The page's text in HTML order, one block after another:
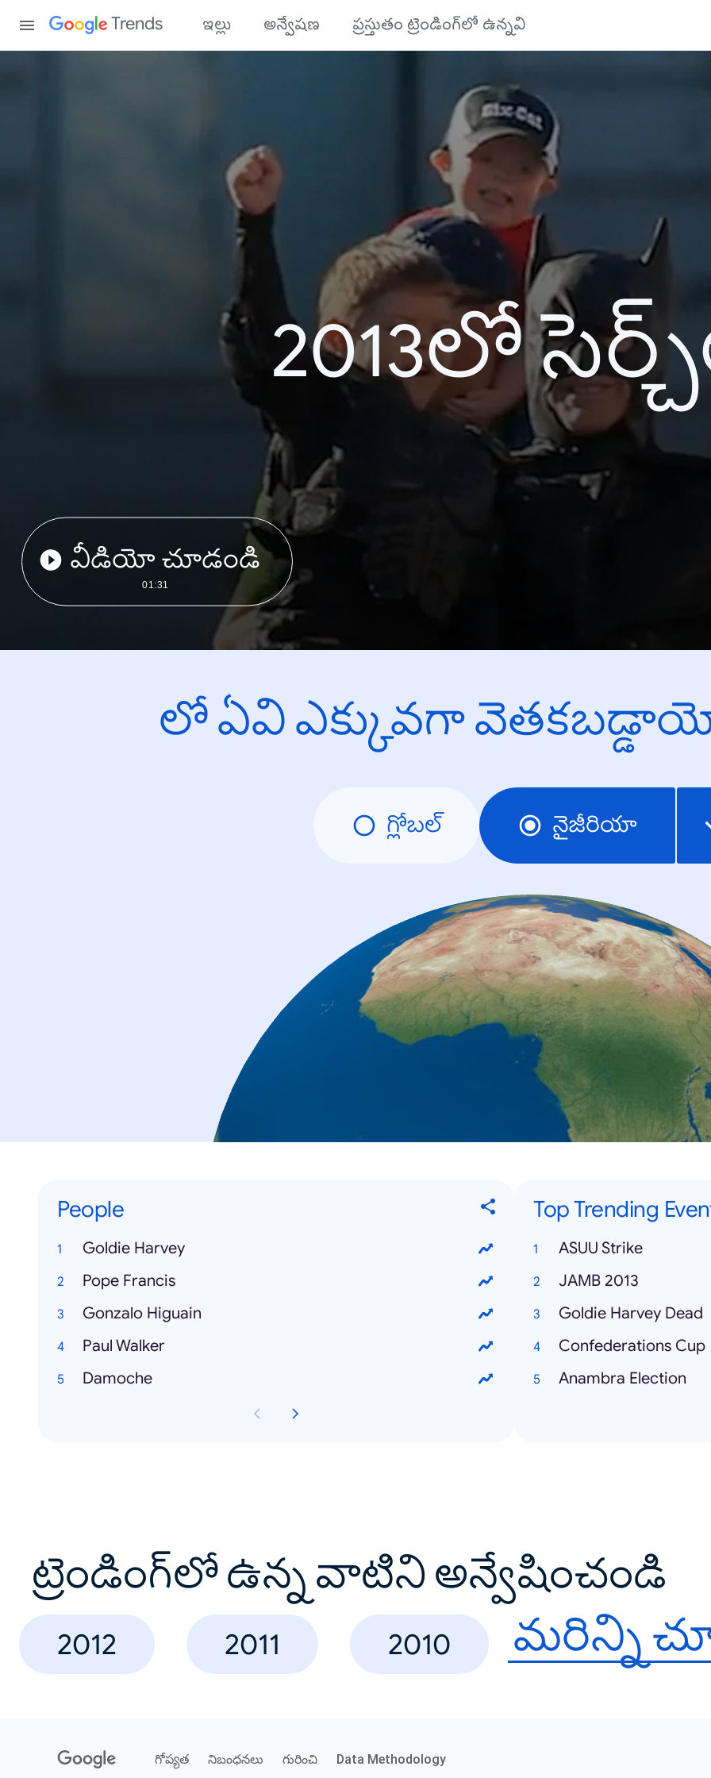
Trends ఇల్లు అన్వేషణ ప్రస్తుతం ట్రెండింగ్‌లో ఉన్నవి
2013లో
వీడియో చూడండి
01:31
లో ఏవి ఎక్కువగా
గ్లోబల్ నైజీరియా
People
Goldie Harvey
Pope Francis
Gonzalo Higuain
Paul Walker
Damoche
Top Trending
ASUU Strike
JAMB 2013
Goldie Harvey Dead
Confederations Cup
Anambra Election
ట్రెండింగ్‌లో ఉన్న వాటిని అన్వేషించండి
2012 2011 2010 మరిన్ని
గోప్యత నిబంధనలు గురించి Data Methodology